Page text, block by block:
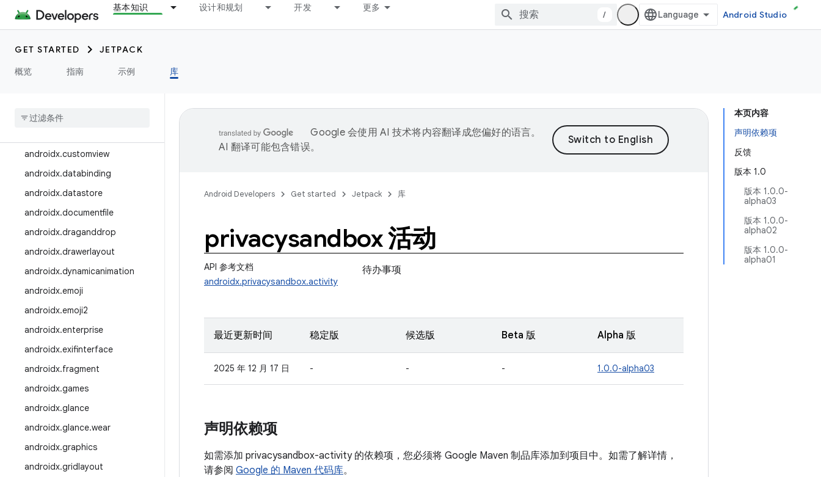
基本知识 设计和规划 开发 更多
/ Android Studio
GET STARTED
JETPACK
概览
指南 示例 库
androidx.core.locationbutton
androidx.core.uwb
androidx.credentials
androidx.customview
androidx.databinding
androidx.datastore
androidx.documentfile
androidx.draganddrop
androidx.drawerlayout
androidx.dynamicanimation
androidx.emoji
androidx.emoji2
androidx.enterprise
androidx.exifinterface
androidx.fragment
androidx.games
androidx.glance
androidx.glance.wear
androidx.graphics
androidx.gridlayout
本页内容
声明依赖项
反馈
版本 1.0
版本 1.0.0-
alpha03
版本 1.0.0-
alpha02
版本 1.0.0-
alpha01
Google 会使用 AI 技术将内容翻译成您偏好的语言。
AI 翻译可能包含错误。
Android Developers Get started Jetpack 库
privacysandbox 活动
API 参考文档
androidx.privacysandbox.activity
待办事项
最近更新时间 稳定版 候选版 Beta 版 Alpha 版
2025 年 12 月 17 日 - - - 1.0.0-alpha03
声明依赖项
如需添加 privacysandbox-activity 的依赖项，您必须将 Google Maven 制品库添加到项目中。如需了解详情，
请参阅 Google 的 Maven 代码库。